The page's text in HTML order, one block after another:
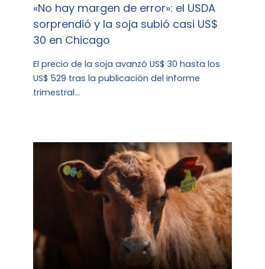
«No hay margen de error»: el USDA
sorprendió y la soja subió casi US$
30 en Chicago
El precio de la soja avanzó US$ 30 hasta los
US$ 529 tras la publicación del informe
trimestral…